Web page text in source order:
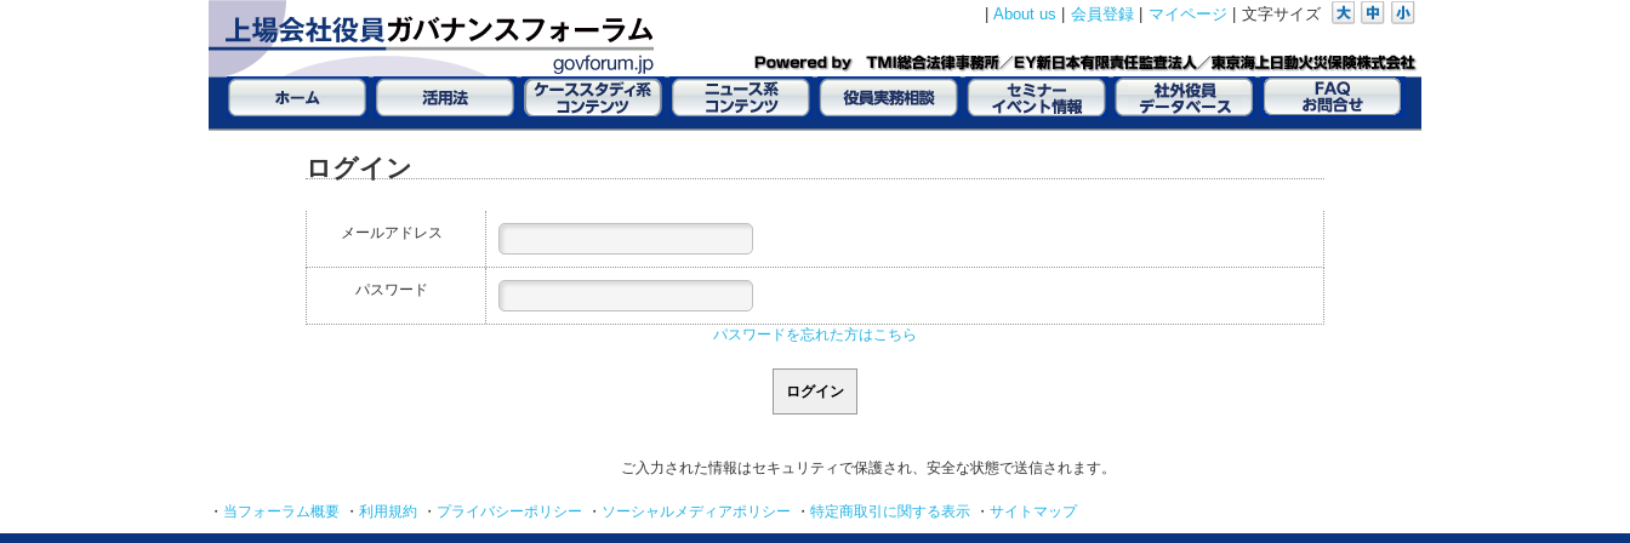
About us 会員登録 マイページ 文字サイズ
ログイン
メールアドレス
パスワード
パスワードを忘れた方はこちら
ご入力された情報はセキュリティで保護され、安全な状態で送信されます。
・ 当フォーラム概要 ・ 利用規約 ・ プライバシーポリシー ・ ソーシャルメディアポリシー ・ 特定商取引に関する表示 ・ サイトマップ